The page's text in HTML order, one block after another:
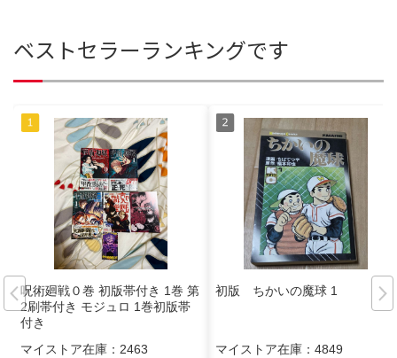
ベストセラーランキングです
呪術廻戦０巻 初版帯付き 1巻 第
2刷帯付き モジュロ 1巻初版帯
付き
マイストア在庫： 2463
初版 ちかいの魔球 1
マイストア在庫： 4849